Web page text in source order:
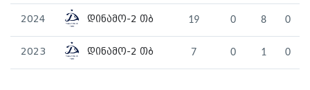
2024 დინამო-2 თბ 19 0 8 0
2023 დინამო-2 თბ 7 0 1 0